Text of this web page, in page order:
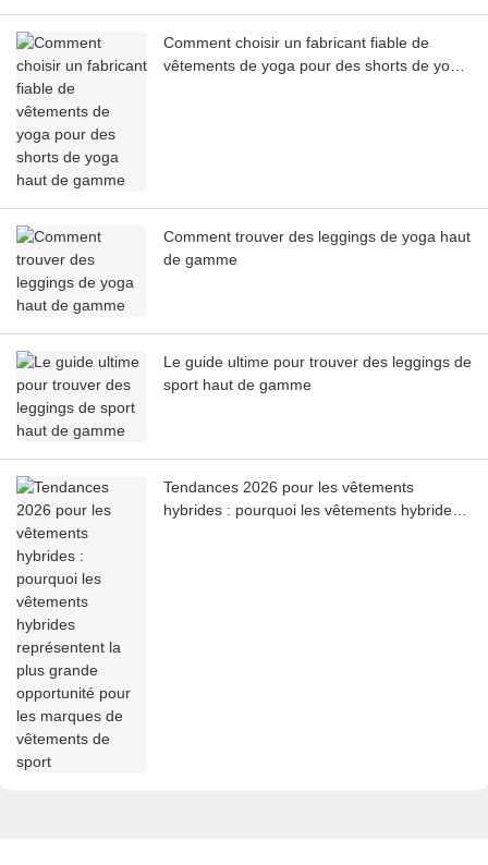
Comment choisir un fabricant fiable de
vêtements de yoga pour des shorts de yoga
Comment trouver des leggings de yoga haut
de gamme
Le guide ultime pour trouver des leggings de
sport haut de gamme
Tendances 2026 pour les vêtements
hybrides : pourquoi les vêtements hybrides